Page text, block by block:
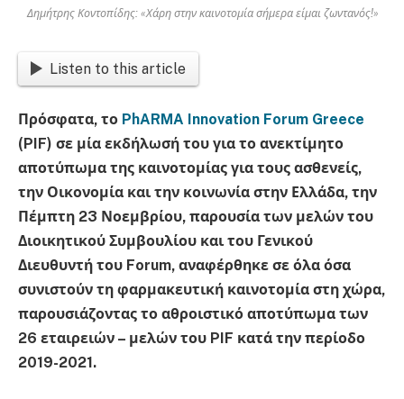
Δημήτρης Κοντοπίδης: «Χάρη στην καινοτομία σήμερα είμαι ζωντανός!»
Listen to this article
Πρόσφατα, το PhARMA Innovation Forum Greece
(PIF) σε μία εκδήλωσή του για το ανεκτίμητο
αποτύπωμα της καινοτομίας για τους ασθενείς,
την Οικονομία και την κοινωνία στην Ελλάδα, την
Πέμπτη 23 Νοεμβρίου, παρουσία των μελών του
Διοικητικού Συμβουλίου και του Γενικού
Διευθυντή του Forum, αναφέρθηκε σε όλα όσα
συνιστούν τη φαρμακευτική καινοτομία στη χώρα,
παρουσιάζοντας το αθροιστικό αποτύπωμα των
26 εταιρειών – μελών του PIF κατά την περίοδο
2019-2021.